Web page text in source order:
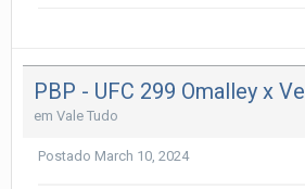
PBP - UFC 299 Omalley x
em Vale Tudo
Postado March 10, 2024